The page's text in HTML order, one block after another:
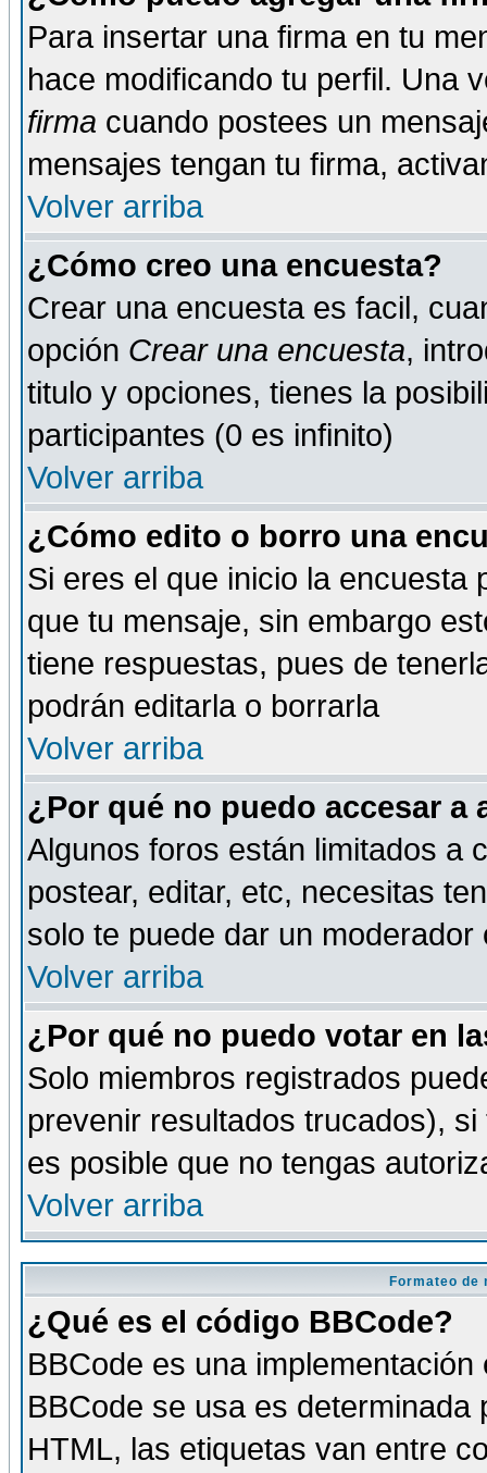
Para insertar una firma en tu
hace modificando tu perfil. Una
firma cuando postees un
mensajes tengan tu firma,
Volver arriba
¿Cómo creo una encuesta?
Crear una encuesta es facil,
opción Crear una encuesta,
titulo y opciones, tienes la
participantes (0 es infinito)
Volver arriba
¿Cómo edito o borro una
Si eres el que inicio la encuesta
que tu mensaje, sin embargo
tiene respuestas, pues de
podrán editarla o borrarla
Volver arriba
¿Por qué no puedo accesar a
Algunos foros están limitados a
postear, editar, etc, necesitas
solo te puede dar un
Volver arriba
¿Por qué no puedo votar en
Solo miembros registrados
prevenir resultados trucados),
es posible que no tengas
Volver arriba
Formateo de
¿Qué es el código BBCode?
BBCode es una
BBCode se usa es
HTML, las etiquetas van entre